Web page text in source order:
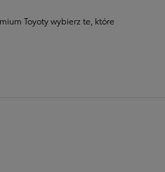
Toyoty wybierz te, które